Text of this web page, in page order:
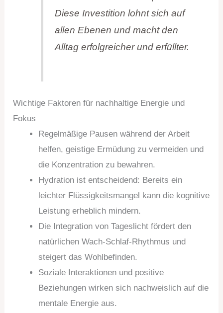
Diese Investition lohnt sich auf
allen Ebenen und macht den
Alltag erfolgreicher und erfüllter.
Wichtige Faktoren für nachhaltige Energie und
Fokus
Regelmäßige Pausen während der Arbeit
helfen, geistige Ermüdung zu vermeiden und
die Konzentration zu bewahren.
Hydration ist entscheidend: Bereits ein
leichter Flüssigkeitsmangel kann die kognitive
Leistung erheblich mindern.
Die Integration von Tageslicht fördert den
natürlichen Wach-Schlaf-Rhythmus und
steigert das Wohlbefinden.
Soziale Interaktionen und positive
Beziehungen wirken sich nachweislich auf die
mentale Energie aus.